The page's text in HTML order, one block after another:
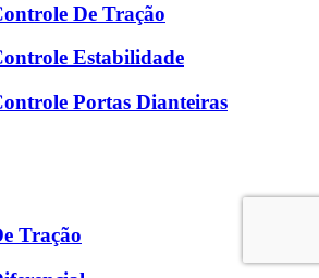
De Tração
Estabilidade
Portas Dianteiras
Tração